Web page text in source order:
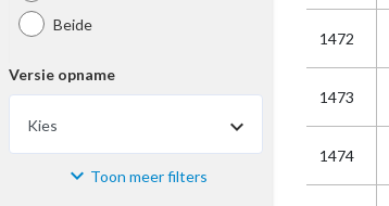
Beide
Versie opname
Kies
Materiaal Toon meer filters
1472
1473
1474